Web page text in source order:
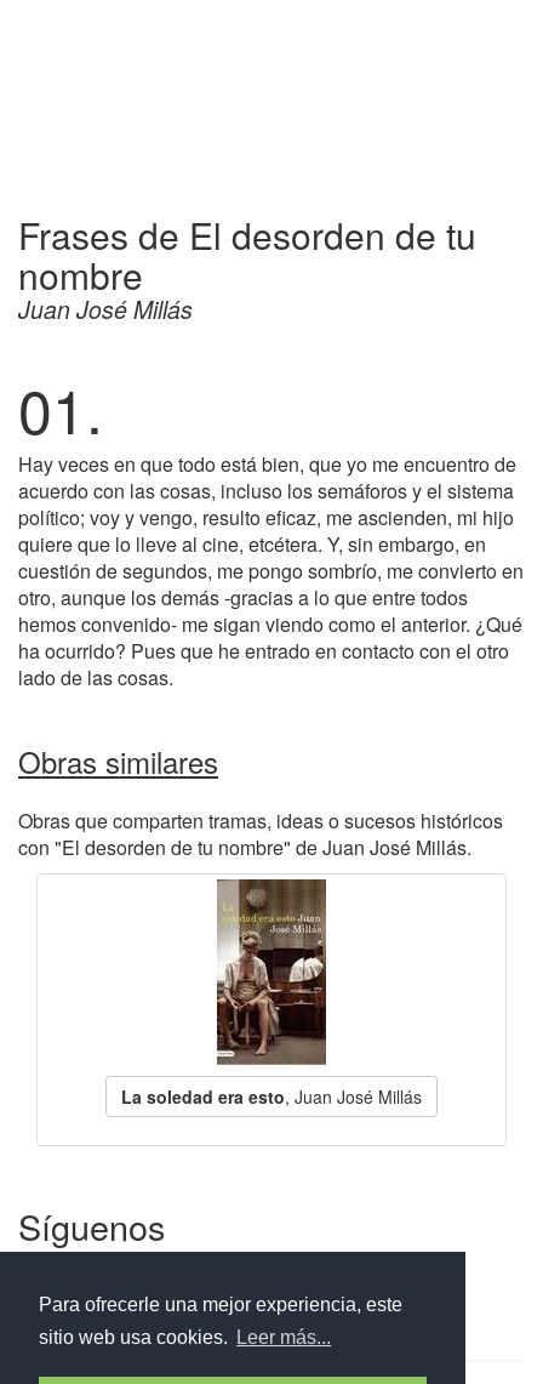
Para ofrecerle una mejor experiencia, este
sitio web usa cookies.
Leer más...
Frases de El desorden de tu
nombre
Juan José Millás
01.
Hay veces en que todo está bien, que yo me encuentro de
acuerdo con las cosas, incluso los semáforos y el sistema
político; voy y vengo, resulto eficaz, me ascienden, mi hijo
quiere que lo lleve al cine, etcétera. Y, sin embargo, en
cuestión de segundos, me pongo sombrío, me convierto en
otro, aunque los demás -gracias a lo que entre todos
hemos convenido- me sigan viendo como el anterior. ¿Qué
ha ocurrido? Pues que he entrado en contacto con el otro
lado de las cosas.
Obras similares
Obras que comparten tramas, ideas o sucesos históricos
con "El desorden de tu nombre" de Juan José Millás.
La soledad era esto, Juan José Millás
Síguenos